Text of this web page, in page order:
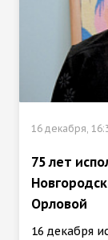
16 декабря,
75 лет
Орловой
16 декабря